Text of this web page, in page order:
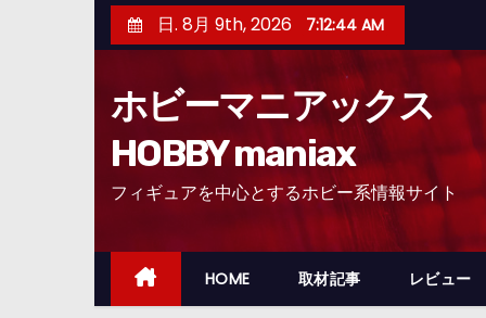
ン
ッ
日. 8月 9th, 2026 7:12:45 AM
ホビーマニアックス
HOBBY maniax
フィギュアを中心とするホビー系情報サイト
HOME 取材記事 レビュー